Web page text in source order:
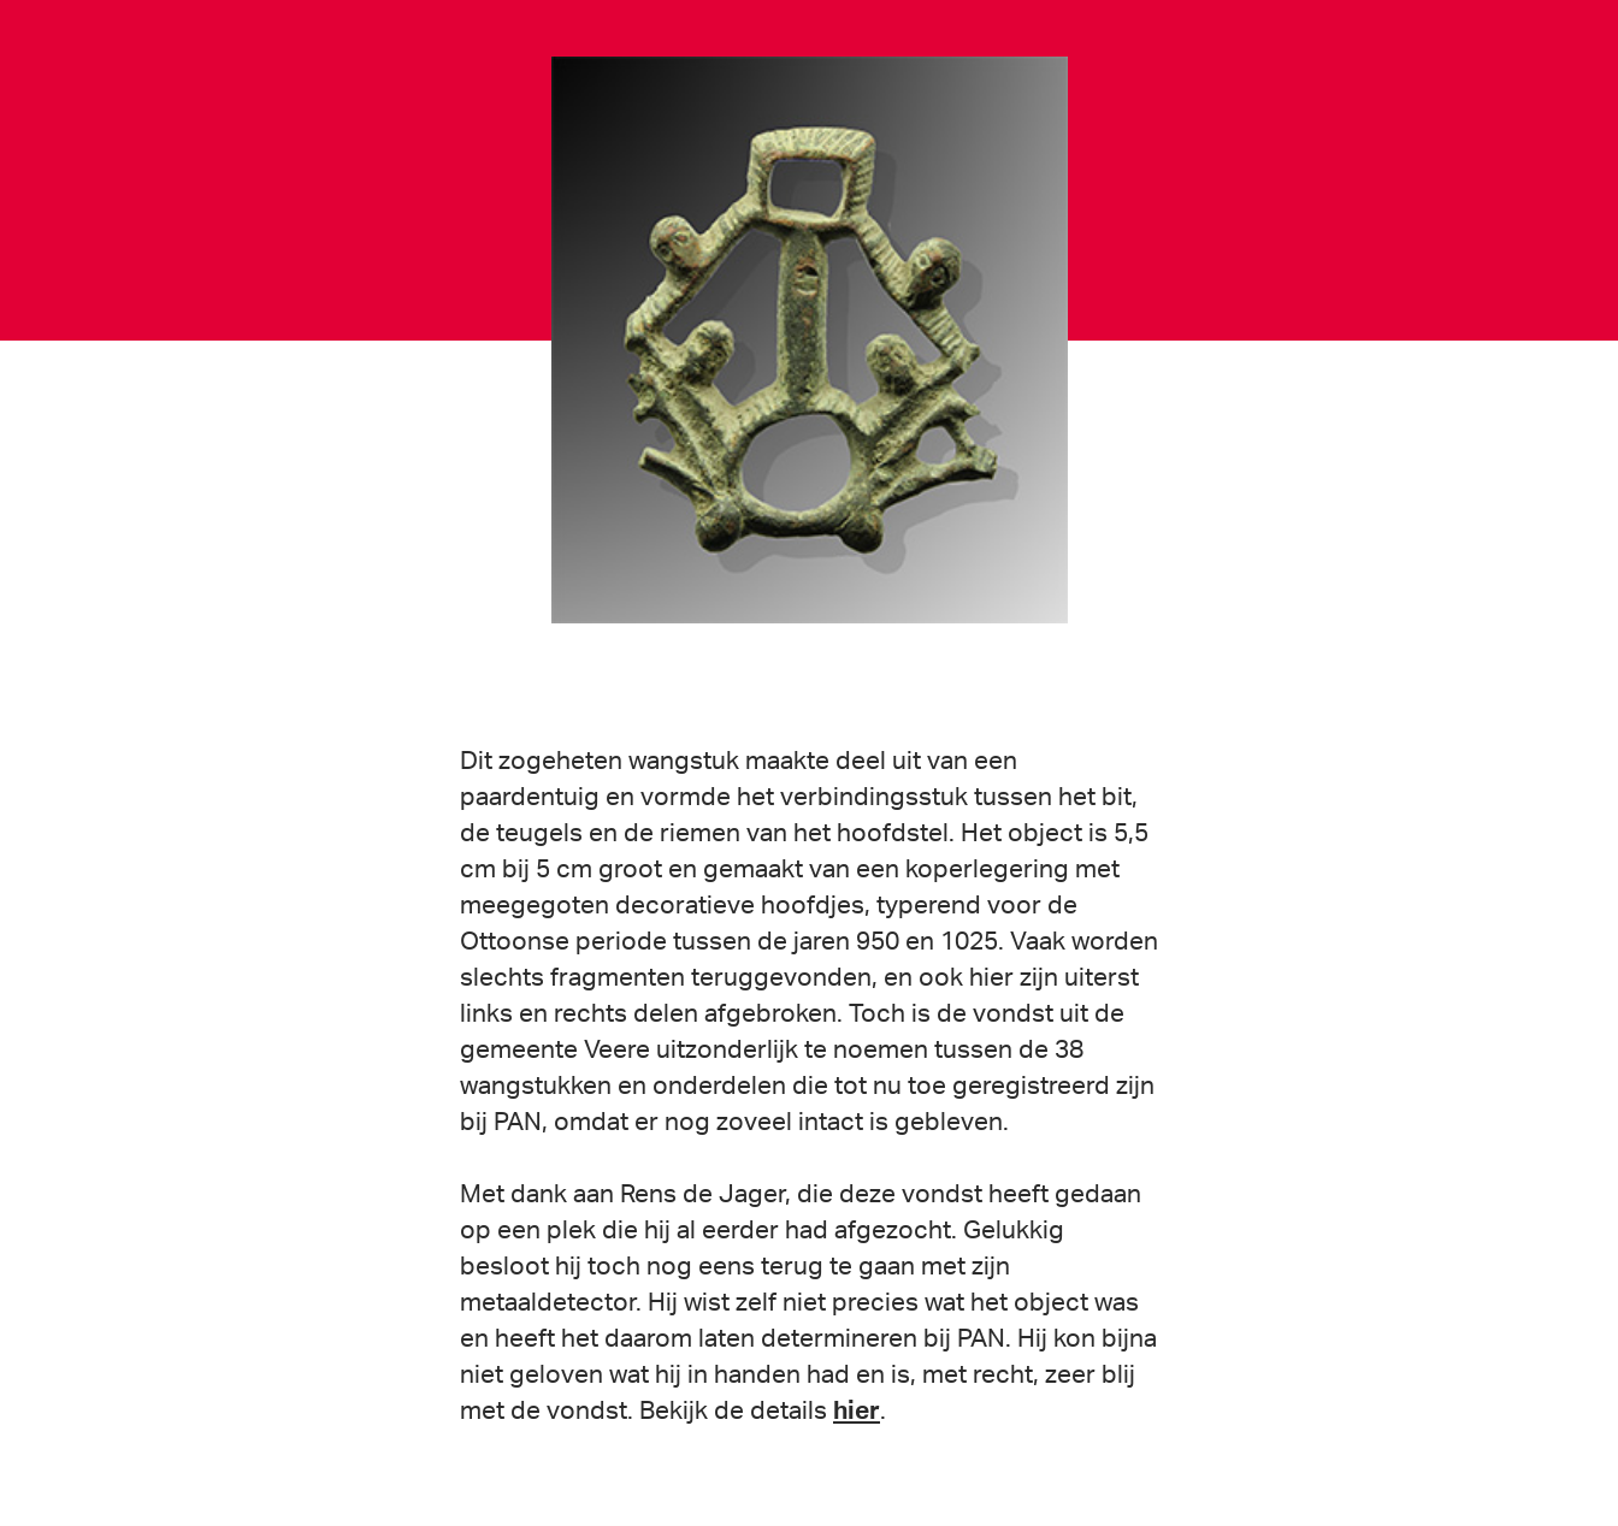
Dit zogeheten wangstuk maakte deel uit van een
paardentuig en vormde het verbindingsstuk tussen het bit,
de teugels en de riemen van het hoofdstel. Het object is 5,5
cm bij 5 cm groot en gemaakt van een koperlegering met
meegegoten decoratieve hoofdjes, typerend voor de
Ottoonse periode tussen de jaren 950 en 1025. Vaak worden
slechts fragmenten teruggevonden, en ook hier zijn uiterst
links en rechts delen afgebroken. Toch is de vondst uit de
gemeente Veere uitzonderlijk te noemen tussen de 38
wangstukken en onderdelen die tot nu toe geregistreerd zijn
bij PAN, omdat er nog zoveel intact is gebleven.
Met dank aan Rens de Jager, die deze vondst heeft gedaan
op een plek die hij al eerder had afgezocht. Gelukkig
besloot hij toch nog eens terug te gaan met zijn
metaaldetector. Hij wist zelf niet precies wat het object was
en heeft het daarom laten determineren bij PAN. Hij kon bijna
niet geloven wat hij in handen had en is, met recht, zeer blij
met de vondst. Bekijk de details hier.